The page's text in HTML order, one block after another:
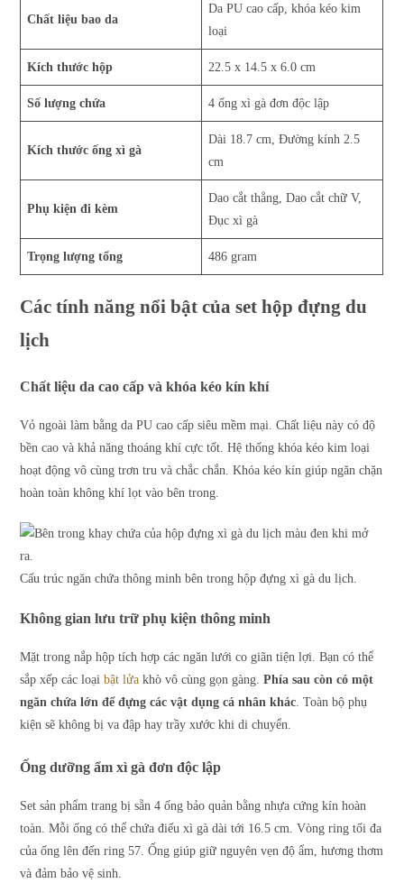
Chất liệu bao da
Da PU cao cấp, khóa kéo kim
loại
Kích thước hộp 22.5 x 14.5 x 6.0 cm
Số lượng chứa 4 ống xì gà đơn độc lập
Kích thước ống xì gà
Dài 18.7 cm, Đường kính 2.5
cm
Phụ kiện đi kèm
Dao cắt thẳng, Dao cắt chữ V,
Đục xì gà
Trọng lượng tổng 486 gram
Các tính năng nổi bật của set hộp đựng du
lịch
Chất liệu da cao cấp và khóa kéo kín khí
Vỏ ngoài làm bằng da PU cao cấp siêu mềm mại. Chất liệu này có độ
bền cao và khả năng thoáng khí cực tốt. Hệ thống khóa kéo kim loại
hoạt động vô cùng trơn tru và chắc chắn. Khóa kéo kín giúp ngăn chặn
hoàn toàn không khí lọt vào bên trong.
Cấu trúc ngăn chứa thông minh bên trong hộp đựng xì gà du lịch.
Không gian lưu trữ phụ kiện thông minh
Mặt trong nắp hộp tích hợp các ngăn lưới co giãn tiện lợi. Bạn có thể
sắp xếp các loạibật lửa khò vô cùng gọn gàng.Phía sau còn có một
ngăn chứa lớn để đựng các vật dụng cá nhân khác . Toàn bộ phụ
kiện sẽ không bị va đập hay trầy xước khi di chuyển.
Ống dưỡng ẩm xì gà đơn độc lập
Set sản phẩm trang bị sẵn 4 ống bảo quản bằng nhựa cứng kín hoàn
toàn. Mỗi ống có thể chứa điếu xì gà dài tới 16.5 cm. Vòng ring tối đa
của ống lên đến ring 57. Ống giúp giữ nguyên vẹn độ ẩm, hương thơm
và đảm bảo vệ sinh.